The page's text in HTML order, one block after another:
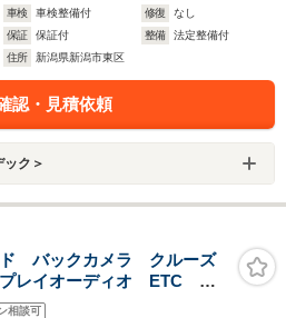
車検
車検整備付 修復
なし
保証
保証付 整備
法定整備付
住所
新潟県新潟市東区
認・見積依頼
ック＞
バックカメラ クルーズ
レイオーディオ ETC 電
相談可